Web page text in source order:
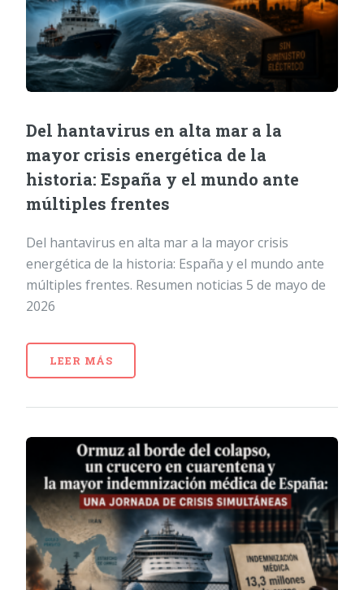
Del hantavirus en alta mar a la
mayor crisis energética de la
historia: España y el mundo ante
múltiples frentes
Del hantavirus en alta mar a la mayor crisis
energética de la historia: España y el mundo ante
múltiples frentes. Resumen noticias 5 de mayo de
2026
LEER MÁS